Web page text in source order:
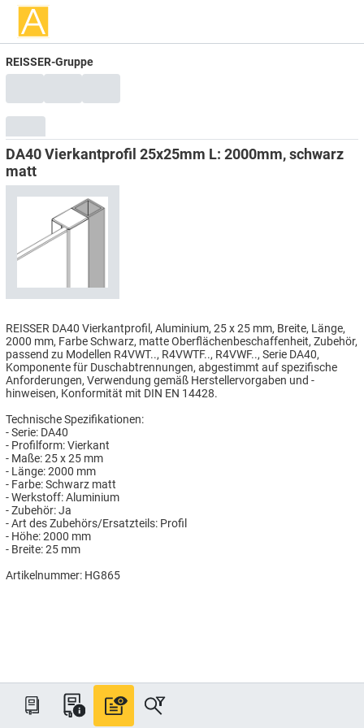
REISSER-Gruppe
DA40 Vierkantprofil 25x25mm L: 2000mm, schwarz
matt
REISSER DA40 Vierkantprofil, Aluminium, 25 x 25 mm, Breite, Länge,
2000 mm, Farbe Schwarz, matte Oberflächenbeschaffenheit, Zubehör,
passend zu Modellen R4VWT.., R4VWTF.., R4VWF.., Serie DA40,
Komponente für Duschabtrennungen, abgestimmt auf spezifische
Anforderungen, Verwendung gemäß Herstellervorgaben und -
hinweisen, Konformität mit DIN EN 14428.
Technische Spezifikationen:
- Serie: DA40
- Profilform: Vierkant
- Maße: 25 x 25 mm
- Länge: 2000 mm
- Farbe: Schwarz matt
- Werkstoff: Aluminium
- Zubehör: Ja
- Art des Zubehörs/Ersatzteils: Profil
- Höhe: 2000 mm
- Breite: 25 mm
Artikelnummer: HG865